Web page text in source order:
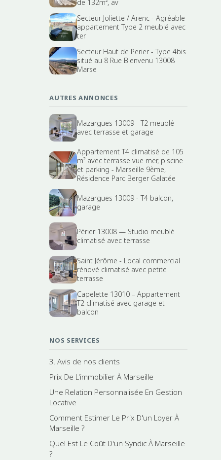
de 132m², av
Secteur Joliette / Arenc - Agréable
appartement Type 2 meublé avec
ter
Secteur Haut de Perier - Type 4bis
situé au 8 Rue Bienvenu 13008
Marse
AUTRES ANNONCES
Mazargues 13009 - T2 meublé
avec terrasse et garage
Appartement T4 climatisé de 105
m² avec terrasse vue mer, piscine
et parking - Marseille 9ème,
Résidence Parc Berger Galatée
Mazargues 13009 - T4 balcon,
garage
Périer 13008 — Studio meublé
climatisé avec terrasse
Saint Jérôme - Local commercial
rénové climatisé avec petite
terrasse
Capelette 13010 – Appartement
T2 climatisé avec garage et
balcon
NOS SERVICES
3. Avis de nos clients
Prix De L'immobilier À Marseille
Une Relation Personnalisée En Gestion
Locative
Comment Estimer Le Prix D'un Loyer À
Marseille ?
Quel Est Le Coût D'un Syndic À Marseille
?